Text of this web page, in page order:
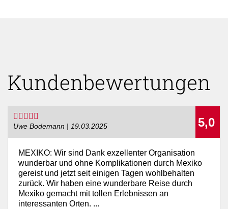
Kundenbewertungen
5,0
Uwe Bodemann | 19.03.2025
MEXIKO: Wir sind Dank exzellenter Organisation
wunderbar und ohne Komplikationen durch Mexiko
gereist und jetzt seit einigen Tagen wohlbehalten
zurück. Wir haben eine wunderbare Reise durch
Mexiko gemacht mit tollen Erlebnissen an